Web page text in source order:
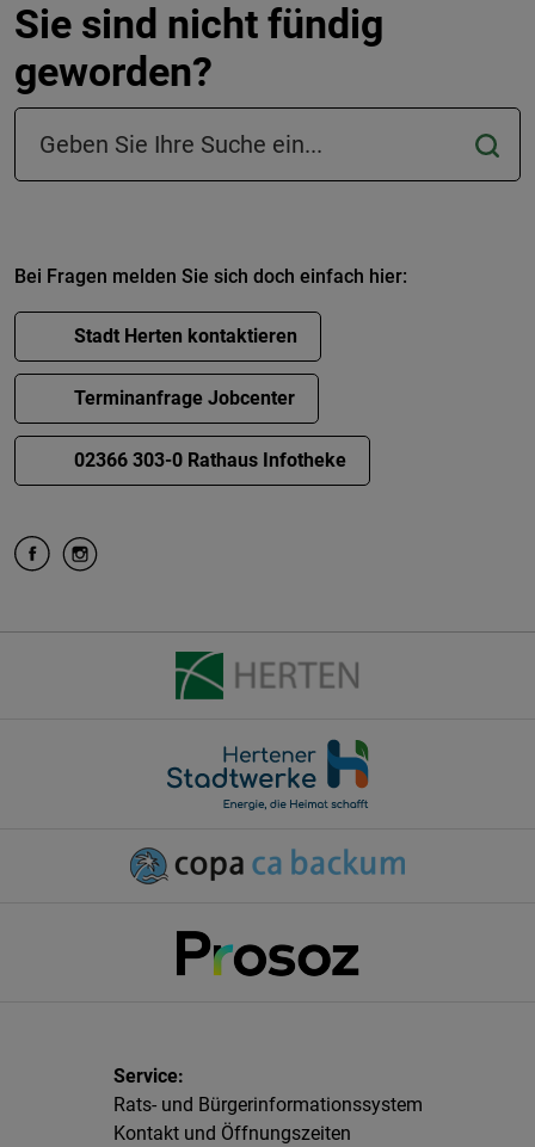
Sie sind nicht fündig
geworden?
Suchfeld in der Fußzeile
Bei Fragen melden Sie sich doch einfach hier:
Stadt Herten kontaktieren
Terminanfrage Jobcenter
02366 303-0 Rathaus Infotheke
Rats- und Bürgerinformationssystem
Kontakt und Öffnungszeiten